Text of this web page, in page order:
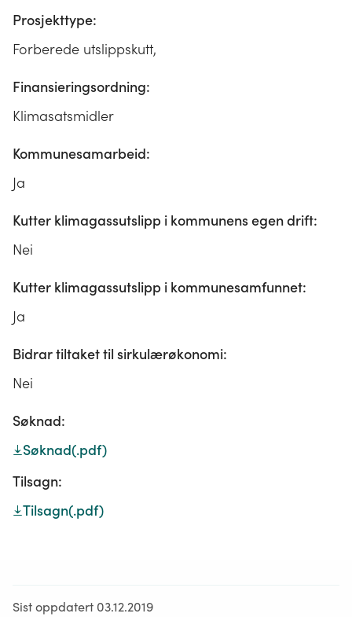
Prosjekttype:
Forberede utslippskutt,
Finansieringsordning:
Klimasatsmidler
Kommunesamarbeid:
Ja
Kutter klimagassutslipp i kommunens egen drift:
Nei
Kutter klimagassutslipp i kommunesamfunnet:
Ja
Bidrar tiltaket til sirkulærøkonomi:
Nei
Søknad:
Søknad(.pdf)
Tilsagn:
Tilsagn(.pdf)
Sist oppdatert 03.12.2019